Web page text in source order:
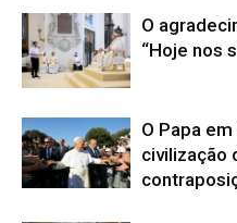
O
“Hoje nos
O Papa
civilização